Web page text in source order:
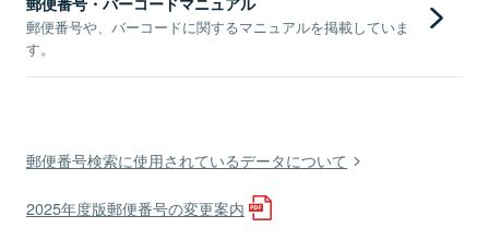
郵便番号や、バーコードに関するマニュアルを掲載していま
す。
郵便番号検索に使用されているデータについて
2025年度版郵便番号の変更案内